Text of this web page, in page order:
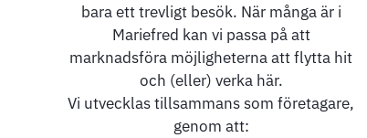
bara ett trevligt besök. När många är i
Mariefred kan vi passa på att
marknadsföra möjligheterna att flytta hit
och (eller) verka här.
Vi utvecklas tillsammans som företagare,
genom att: